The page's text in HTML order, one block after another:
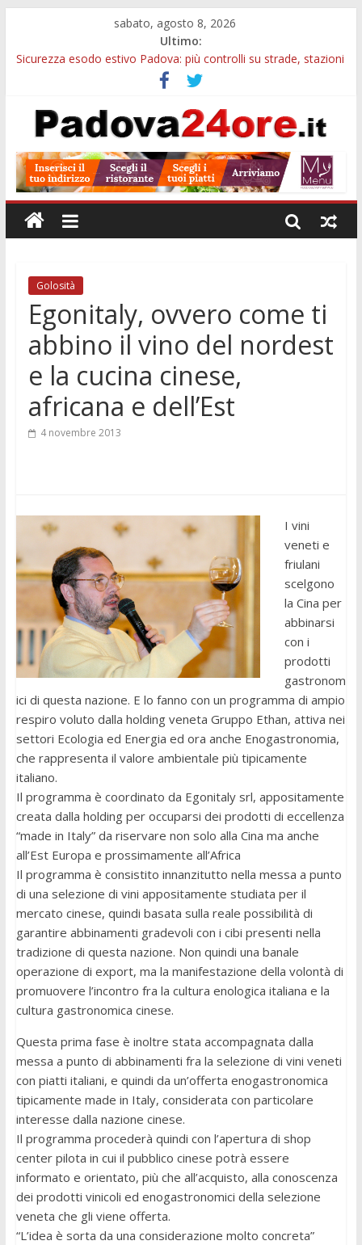
sabato, agosto 8, 2026
Ultimo:
Sicurezza esodo estivo Padova: più controlli su strade, stazioni
Calici di Stelle Arzergrande: astronomia, musica e sapori al
Casone Azzurro
Notizie di Padova alle ore 10: censimento a Monselice, arresto
Notizie di Padova alle ore 23: maltrattamenti, arresto a
Limena e progetto Cool Shop
Bando sicurezza urbana Veneto: 650mila euro per Comuni e
Polizie locali
Golosità
Egonitaly, ovvero come ti
abbino il vino del nordest
e la cucina cinese,
africana e dell’Est
4 novembre 2013
I vini
veneti e
friulani
scelgono
la Cina per
abbinarsi
con i
prodotti
gastronom
ici di questa nazione. E lo fanno con un programma di ampio
respiro voluto dalla holding veneta Gruppo Ethan, attiva nei
settori Ecologia ed Energia ed ora anche Enogastronomia,
che rappresenta il valore ambientale più tipicamente
italiano.
Il programma è coordinato da Egonitaly srl, appositamente
creata dalla holding per occuparsi dei prodotti di eccellenza
“made in Italy” da riservare non solo alla Cina ma anche
all’Est Europa e prossimamente all’Africa
Il programma è consistito innanzitutto nella messa a punto
di una selezione di vini appositamente studiata per il
mercato cinese, quindi basata sulla reale possibilità di
garantire abbinamenti gradevoli con i cibi presenti nella
tradizione di questa nazione. Non quindi una banale
operazione di export, ma la manifestazione della volontà di
promuovere l’incontro fra la cultura enologica italiana e la
cultura gastronomica cinese.
Questa prima fase è inoltre stata accompagnata dalla
messa a punto di abbinamenti fra la selezione di vini veneti
con piatti italiani, e quindi da un’offerta enogastronomica
tipicamente made in Italy, considerata con particolare
interesse dalla nazione cinese.
Il programma procederà quindi con l’apertura di shop
center pilota in cui il pubblico cinese potrà essere
informato e orientato, più che all’acquisto, alla conoscenza
dei prodotti vinicoli ed enogastronomici della selezione
veneta che gli viene offerta.
“L’idea è sorta da una considerazione molto concreta”